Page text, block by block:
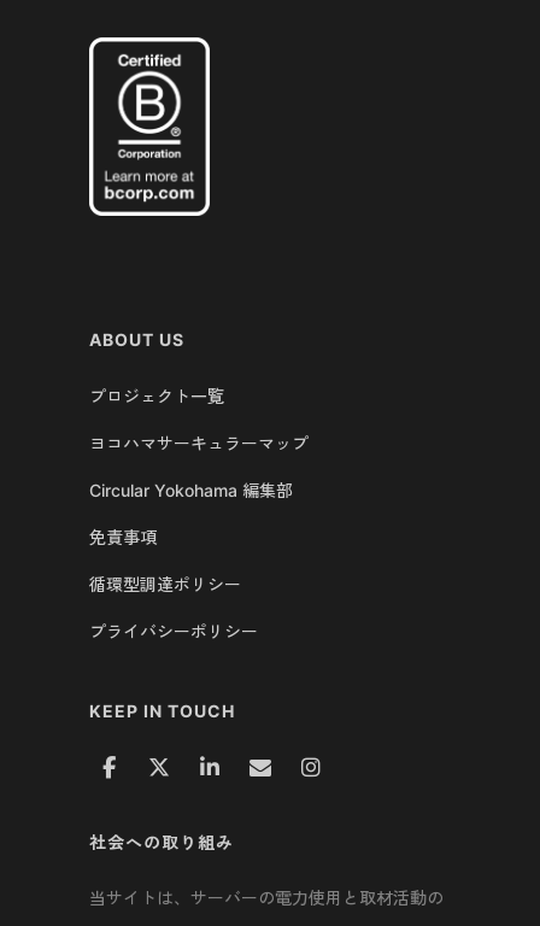
ABOUT US
プロジェクト一覧
ヨコハマサーキュラーマップ
Circular Yokohama 編集部
免責事項
循環型調達ポリシー
プライバシーポリシー
KEEP IN TOUCH
社会への取り組み
当サイトは、サーバーの電力使用と取材活動の